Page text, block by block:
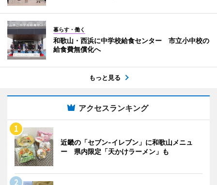
暮らす・働く
和歌山・西浜に中学校給食センター 市立小中校の
給食費無償化へ
もっと見る
アクセスランキング
近畿の「セブン-イレブン」に和歌山メニュ
ー 県内限定「天かけラーメン」も